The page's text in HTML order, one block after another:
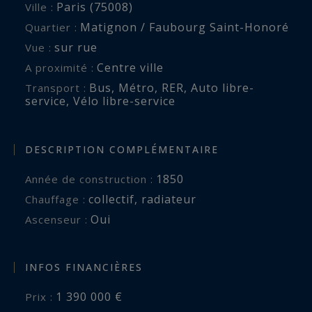
À proximité immédiate des commerces de luxe,
des restaurants renommés et des galeries d’art
emblématiques du quartier, cette adresse rare
offre un accès privilégié à l’art de vivre parisien
dans toute son élégance.
principale raffinée, un pied-à-terre de prestige
cœur du Triangle d’Or parisien.
Ville : Paris (75008)
Quartier : Matignon / Faubourg Saint-Honoré
Vue : sur rue
A proximité : Centre ville
Transport : Bus, Métro, RER, Auto libre-
service, Vélo libre-service
DESCRIPTION COMPLÉMENTAIRE
Année de construction : 1850
Chauffage : collectif, radiateur
Ascenseur : Oui
INFOS FINANCIÈRES
Prix : 1 390 000 €